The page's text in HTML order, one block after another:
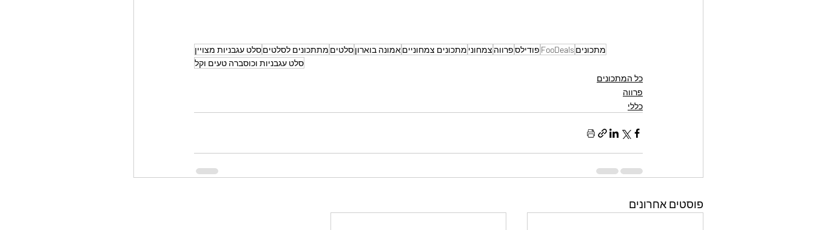
מתכונים FooDeals פודילספרווה צמחוני מתכונים צמחונייםאמונה בוארוןסלטים מתתכונים לסלטיםסלט עגבניות מצויין
סלט עגבניות וכוסברה טעים וקל
כל המתכונים
פרווה
כללי
פוסטים אחרונים